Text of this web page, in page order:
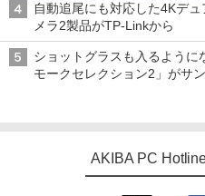
自動追尾にも対応した4Kデ
メラ2製品がTP-Linkから
ショットグラスも入るように
モークセレクション2」がサ
AKIBA PC